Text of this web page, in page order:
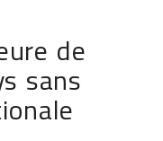
de
sans